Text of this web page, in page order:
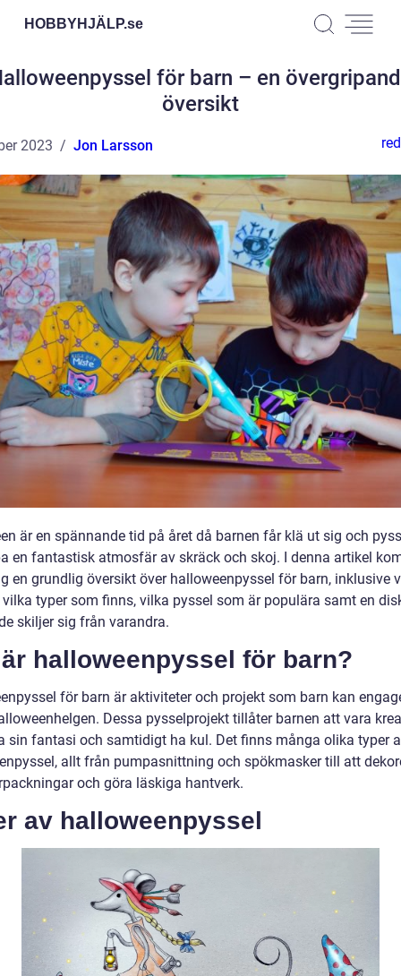
HOBBYHJÄLP.se
för barn – en
översikt
2023 Jon Larsson
är en spännande tid på året då barnen får klä ut sig och
en fantastisk atmosfär av skräck och skoj. I denna artikel
en grundlig översikt över halloweenpyssel för barn, inklusive
vilka typer som finns, vilka pyssel som är populära samt en
skiljer sig från varandra.
halloweenpyssel för barn?
för barn är aktiviteter och projekt som barn kan
Dessa pysselprojekt tillåter barnen att vara
sin fantasi och samtidigt ha kul. Det finns många olika typer
allt från pumpasnittning och spökmasker till att
och göra läskiga hantverk.
av halloweenpyssel